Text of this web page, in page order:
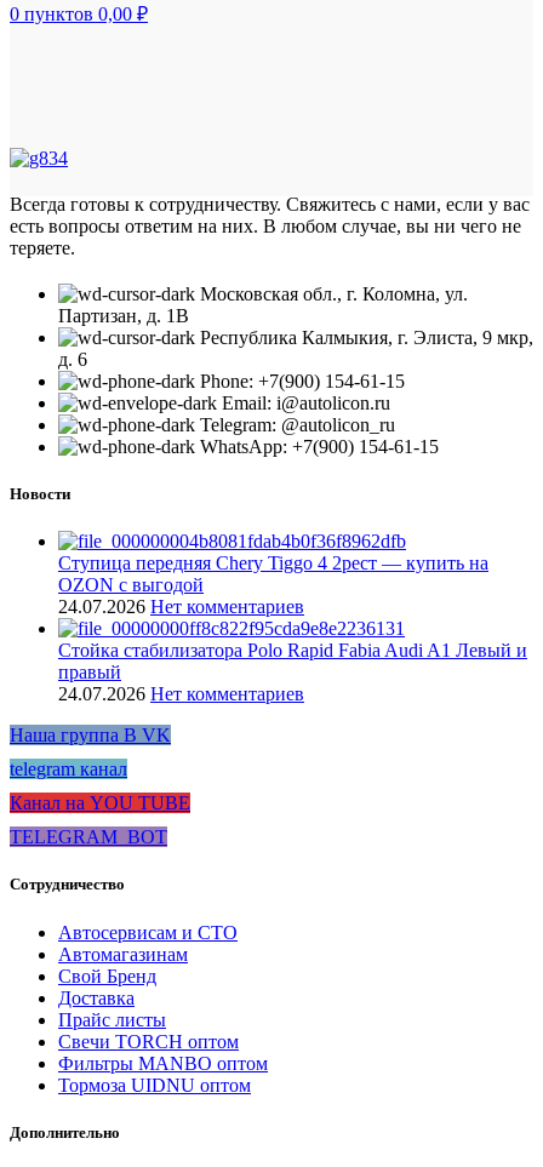
0 пунктов 0,00 ₽
Всегда готовы к сотрудничеству. Свяжитесь с нами, если у вас
есть вопросы ответим на них. В любом случае, вы ни чего не
теряете.
Московская обл., г. Коломна, ул.
Партизан, д. 1В
Республика Калмыкия, г. Элиста, 9 мкр,
д. 6
Phone: +7(900) 154-61-15
Email: i@autolicon.ru
Telegram: @autolicon_ru
WhatsApp: +7(900) 154-61-15
Новости
Ступица передняя Chery Tiggo 4 2рест — купить на
OZON с выгодой
24.07.2026 Нет комментариев
Стойка стабилизатора Polo Rapid Fabia Audi A1 Левый и
правый
24.07.2026 Нет комментариев
Наша группа В VK
telegram канал
Канал на YOU TUBE
TELEGRAM_BOT
Сотрудничество
Автосервисам и СТО
Автомагазинам
Свой Бренд
Доставка
Прайс листы
Свечи TORCH оптом
Фильтры MANBO оптом
Тормоза UIDNU оптом
Дополнительно